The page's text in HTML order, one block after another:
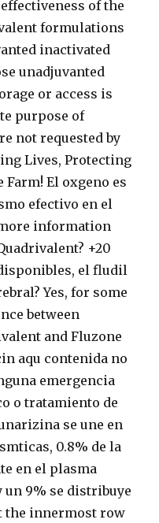
of the
formulations
inactivated
unadjuvanted
or access is
purpose of
not requested by
Lives, Protecting
Farm! El oxgeno es
efectivo en el
information
+20
el fludil
Yes, for some
between
and Fluzone
aqu contenida no
emergencia
o tratamiento de
se une en
0.8% de la
en el plasma
9% se distribuye
the innermost row